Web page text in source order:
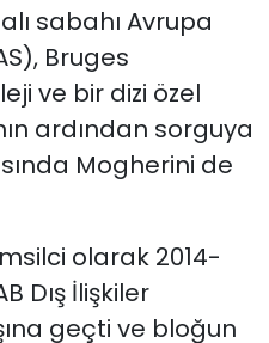
sabahı Avrupa
Bruges
ve bir dizi özel
ardından sorguya
Mogherini de
olarak 2014-
Dış İlişkiler
geçti ve bloğun